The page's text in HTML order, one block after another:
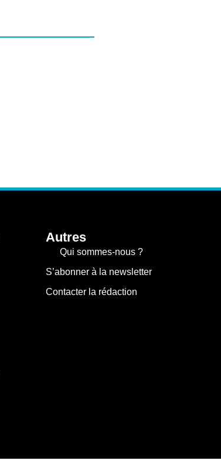
Autres
Qui sommes-nous ?
S’abonner à la newsletter
Contacter la rédaction